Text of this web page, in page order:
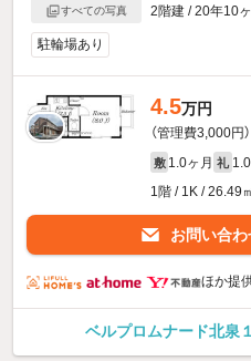
すべての写真
2階建 / 20年10
駐輪場あり
4.5万円
（管理費3,000円）
敷 1.0ヶ月 礼
1階 / 1K / 26.49
お問い合わ
ほか提
ベルプロムナード北泉